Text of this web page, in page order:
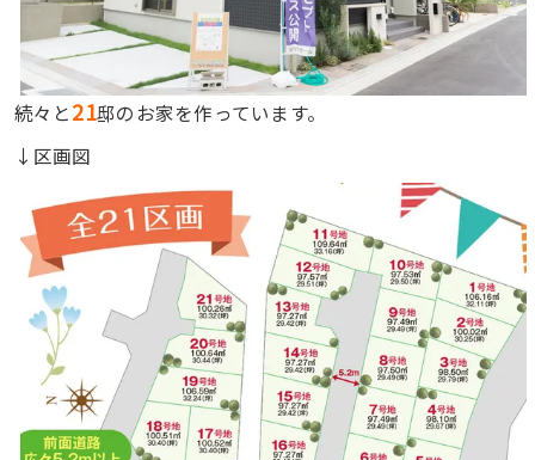
続々と21邸のお家を作っています。
↓区画図